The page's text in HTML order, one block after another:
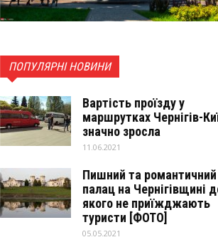
ПОПУЛЯРНІ НОВИНИ
Вартість проїзду у
маршрутках Чернігів-
значно зросла
11.06.2021
Пишний та романтичний
палац на Чернігівщині
якого не приїжджають
туристи [ФОТО]
05.05.2021